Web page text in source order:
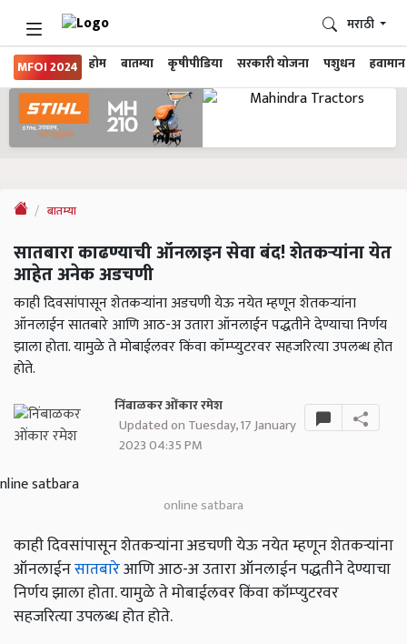
MFOI 2024 होम बातम्या कृषीपीडिया सरकारी योजना पशुधन हवामान
मराठी
बातम्या
सातबारा काढण्याची ऑनलाइन सेवा बंद! शेतकऱ्यांना येत
आहेत अनेक अडचणी
काही दिवसांपासून शेतकऱ्यांना अडचणी येऊ नयेत म्हणून शेतकऱ्यांना
ऑनलाईन सातबारे आणि आठ-अ उतारा ऑनलाईन पद्धतीने देण्याचा निर्णय
झाला होता. यामुळे ते मोबाईलवर किंवा कॉम्प्युटरवर सहजरित्या उपलब्ध होत
होते.
निंबाळकर ओंकार रमेश
Updated on Tuesday, 17 January
2023 04:35 PM
online satbara
काही दिवसांपासून शेतकऱ्यांना अडचणी येऊ नयेत म्हणून शेतकऱ्यांना
ऑनलाईनसातबारेआणि आठ-अ उतारा ऑनलाईन पद्धतीने देण्याचा
निर्णय झाला होता. यामुळे ते मोबाईलवर किंवा कॉम्प्युटरवर
सहजरित्या उपलब्ध होत होते.